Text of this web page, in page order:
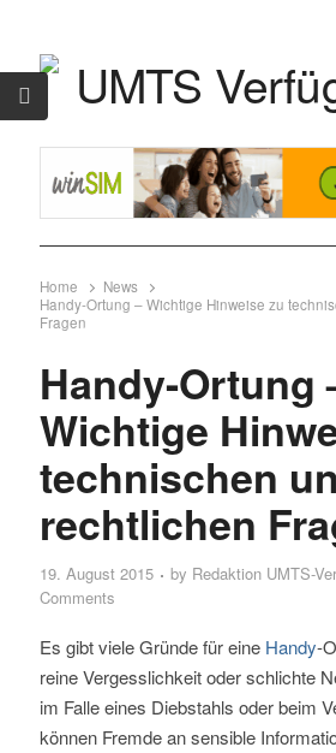
Home
News
Handy-Ortung – Wichtige Hinweise zu
Fragen
Handy-Ortung
Wichtige
technischen
rechtlichen
19. August 2015 by Redaktion UMTS-
Comments
Es gibt viele Gründe für eine Handy-
reine Vergesslichkeit oder schlichte
im Falle eines Diebstahls oder beim
können Fremde an sensible